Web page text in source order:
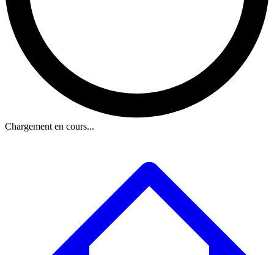
Chargement en cours...